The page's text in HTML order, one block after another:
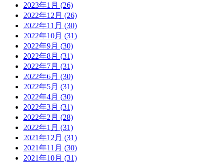
2023年1月 (26)
2022年12月 (26)
2022年11月 (30)
2022年10月 (31)
2022年9月 (30)
2022年8月 (31)
2022年7月 (31)
2022年6月 (30)
2022年5月 (31)
2022年4月 (30)
2022年3月 (31)
2022年2月 (28)
2022年1月 (31)
2021年12月 (31)
2021年11月 (30)
2021年10月 (31)